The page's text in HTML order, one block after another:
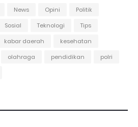
News Opini
Politik
Sosial Teknologi
Tips
kabar daerah
kesehatan
olahraga pendidikan
polri